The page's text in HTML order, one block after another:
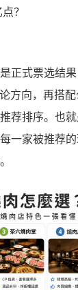
？
正式票选结
方向，再搭
荐排序。也
一家被推荐的